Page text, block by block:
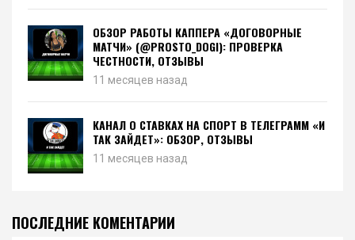
ОБЗОР РАБОТЫ КАППЕРА «ДОГОВОРНЫЕ
МАТЧИ» (@PROSTO_DOGI): ПРОВЕРКА
ЧЕСТНОСТИ, ОТЗЫВЫ
11 месяцев назад
КАНАЛ О СТАВКАХ НА СПОРТ В ТЕЛЕГРАММ «И
ТАК ЗАЙДЕТ»: ОБЗОР, ОТЗЫВЫ
11 месяцев назад
ПОСЛЕДНИЕ КОМЕНТАРИИ